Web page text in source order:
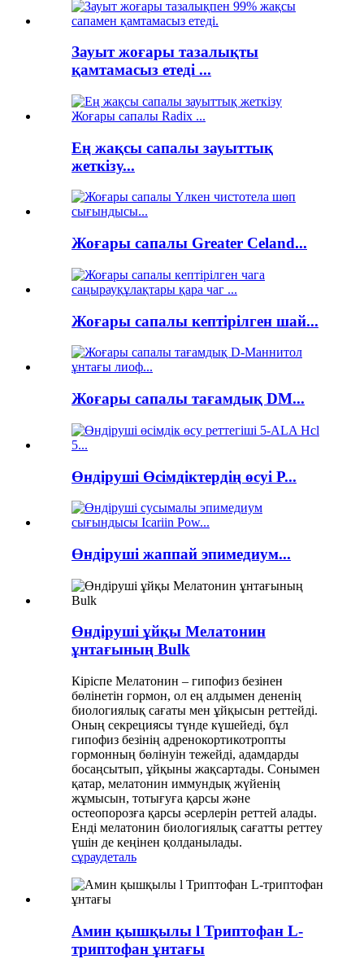
Зауыт жоғары тазалықты
қамтамасыз етеді ...
Ең жақсы сапалы зауыттық
жеткізу...
Жоғары сапалы Greater Celand...
Жоғары сапалы кептірілген шай...
Жоғары сапалы тағамдық DM...
Өндіруші Өсімдіктердің өсуі Р...
Өндіруші жаппай эпимедиум...
Өндіруші ұйқы Мелатонин
ұнтағының Bulk
Кіріспе Мелатонин – гипофиз безінен
бөлінетін гормон, ол ең алдымен дененің
биологиялық сағаты мен ұйқысын реттейді.
Оның секрециясы түнде күшейеді, бұл
гипофиз безінің адренокортикотропты
гормонның бөлінуін тежейді, адамдарды
босаңсытып, ұйқыны жақсартады. Сонымен
қатар, мелатонин иммундық жүйенің
жұмысын, тотығуға қарсы және
остеопорозға қарсы әсерлерін реттей алады.
Енді мелатонин биологиялық сағатты реттеу
үшін де кеңінен қолданылады.
сұраудеталь
Амин қышқылы l Триптофан L-
триптофан ұнтағы